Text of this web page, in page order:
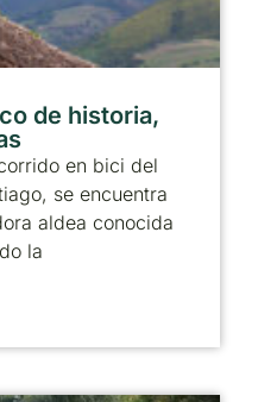
de historia,
en bici del
se encuentra
aldea conocida
la